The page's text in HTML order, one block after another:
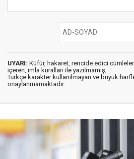
UYARI: Küfür, hakaret, rencide edici cümleler
içeren, imla kuralları ile yazılmamış,
Türkçe karakter kullanılmayan ve büyük
onaylanmamaktadır.